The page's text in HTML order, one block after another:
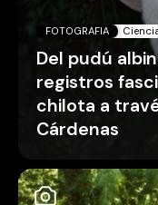
FOTOGRAFIA
Del pudú
registros
chilota a
Cárdenas